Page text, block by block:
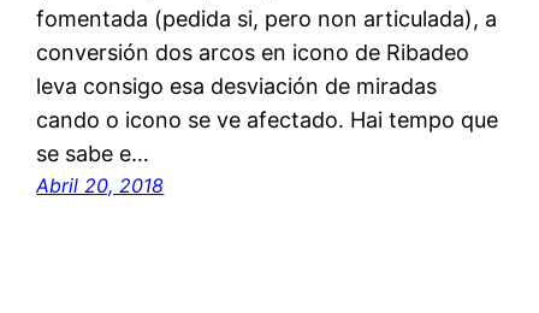
fomentada (pedida si, pero non articulada), a
conversión dos arcos en icono de Ribadeo
leva consigo esa desviación de miradas
cando o icono se ve afectado. Hai tempo que
se sabe e…
Abril 20, 2018